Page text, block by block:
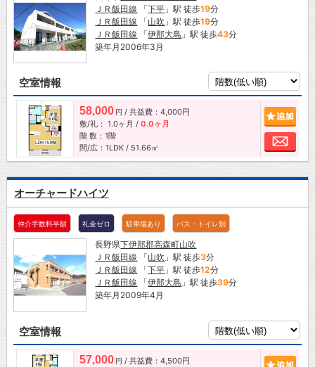
ＪＲ飯田線 「下平 」駅 徒歩19分
ＪＲ飯田線 「山吹 」駅 徒歩19分
ＪＲ飯田線 「伊那大島 」駅 徒歩43分
築年月2006年3月
空室情報
58,000 円 / 共益費：4,000円
敷/礼： 1.0ヶ月 / 0.0ヶ月
階 数：1階
間/広：1LDK / 51.66㎡
お
オーチャードハイツ
仲介手数料半額 礼金ゼロ 駐車場あり バス・トイレ別
長野県下伊那郡高森町山吹
ＪＲ飯田線 「山吹 」駅 徒歩3分
ＪＲ飯田線 「下平 」駅 徒歩12分
ＪＲ飯田線 「伊那大島 」駅 徒歩39分
築年月2009年4月
空室情報
57,000 円 / 共益費：4,500円